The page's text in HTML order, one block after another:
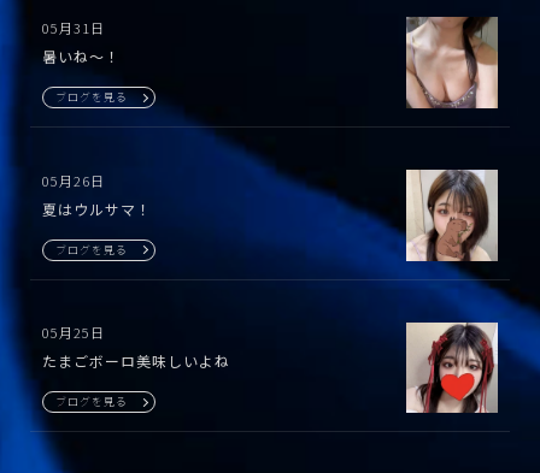
05月31日
暑いね〜！
ブログを見る
05月26日
夏はウルサマ！
ブログを見る
05月25日
たまごボーロ美味しいよね
ブログを見る